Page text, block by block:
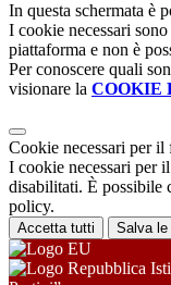
In questa schermata è
I cookie necessari
piattaforma e non è
Per conoscere quali
visionare la COOKIE
Cookie necessari per il
I cookie necessari per
disabilitati. È possibile
policy.
Accetta tutti Salva le